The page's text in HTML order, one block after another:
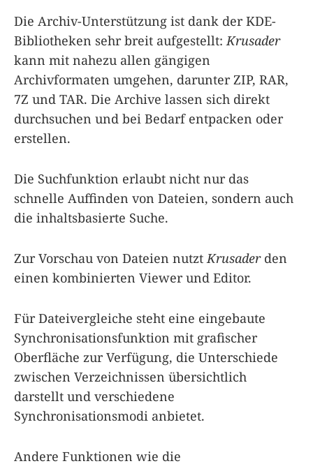
Die Archiv-Unterstützung ist dank der KDE-
Bibliotheken sehr breit aufgestellt: Krusader
kann mit nahezu allen gängigen
Archivformaten umgehen, darunter ZIP, RAR,
7Z und TAR. Die Archive lassen sich direkt
durchsuchen und bei Bedarf entpacken oder
erstellen.
Die Suchfunktion erlaubt nicht nur das
schnelle Auffinden von Dateien, sondern auch
die inhaltsbasierte Suche.
Zur Vorschau von Dateien nutzt Krusaderden
einen kombinierten Viewer und Editor.
Für Dateivergleiche steht eine eingebaute
Synchronisationsfunktion mit grafischer
Oberfläche zur Verfügung, die Unterschiede
zwischen Verzeichnissen übersichtlich
darstellt und verschiedene
Synchronisationsmodi anbietet.
Andere Funktionen wie die